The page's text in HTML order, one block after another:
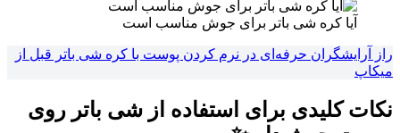
آیا کره شی باتر برای جوش مناسب است
راز آرایشگران حرفه‌ای در نرم کردن پوست با کره شی باتر قبل از
میکاپ
نکات کلیدی برای استفاده از شی باتر روی